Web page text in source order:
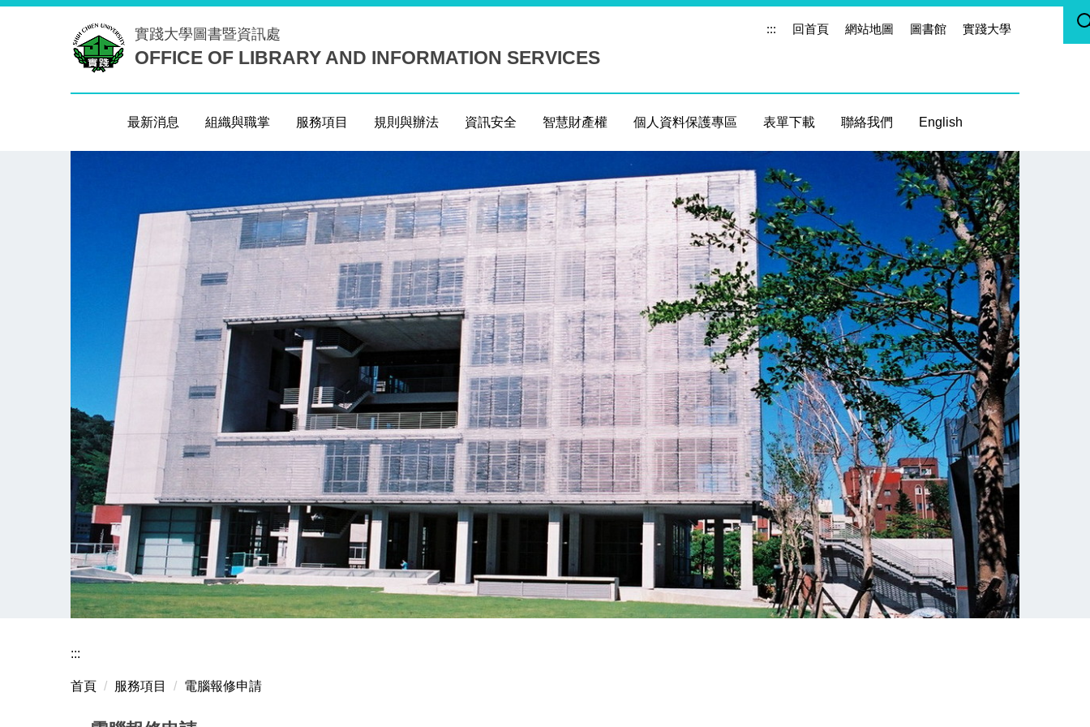
實踐大學 圖書暨資訊處
OFFICE OF LIBRARY AND INFORMATION SERVICES
::: 回首頁 網站地圖 圖書館 實踐大學
最新消息 組織與職掌 服務項目 規則與辦法 資訊安全 智慧財產權 個人資料保護專區 表單下載 聯絡我們 English
:::
首頁 服務項目 電腦報修申請